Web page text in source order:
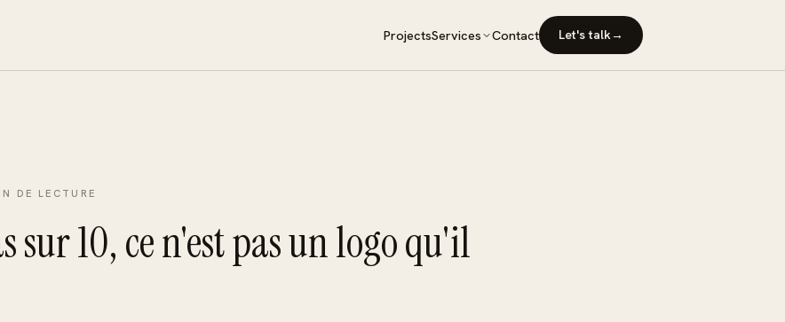
ProjectsServices
Outils & automatisation
Faire vivre le projet dans le temps
Contact Let's talk→
DE LECTURE
sur 10, ce n'est pas un logo qu'il